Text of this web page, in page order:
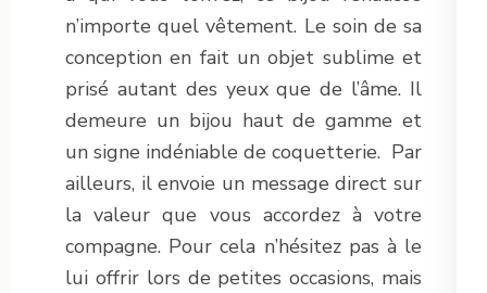
n’importe quel vêtement. Le soin de sa
conception en fait un objet sublime et
prisé autant des yeux que de l’âme. Il
demeure un bijou haut de gamme et
un signe indéniable de coquetterie. Par
ailleurs, il envoie un message direct sur
la valeur que vous accordez à votre
compagne. Pour cela n’hésitez pas à le
lui offrir lors de petites occasions, mais